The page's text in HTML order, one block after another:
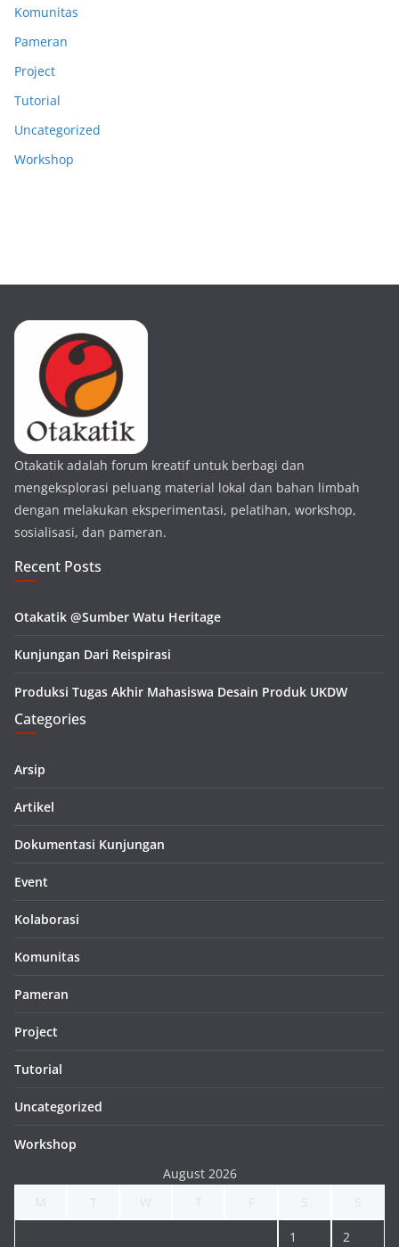
Komunitas
Pameran
Project
Tutorial
Uncategorized
Workshop
Otakatik adalah forum kreatif untuk berbagi dan
mengeksplorasi peluang material lokal dan bahan limbah
dengan melakukan eksperimentasi, pelatihan, workshop,
sosialisasi, dan pameran.
Recent Posts
Otakatik @Sumber Watu Heritage
Kunjungan Dari Reispirasi
Produksi Tugas Akhir Mahasiswa Desain Produk UKDW
Categories
Arsip
Artikel
Dokumentasi Kunjungan
Event
Kolaborasi
Komunitas
Pameran
Project
Tutorial
Uncategorized
Workshop
August 2026
1 2